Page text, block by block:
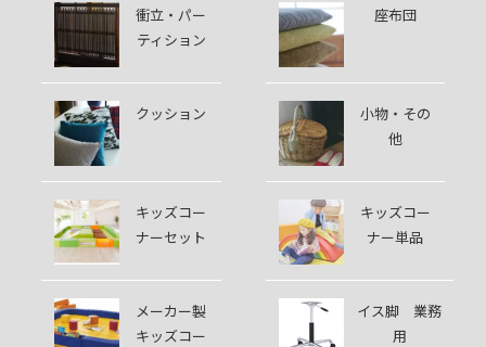
衝立・パー
ティション
座布団
クッション
小物・その
他
キッズコー
ナーセット
キッズコー
ナー単品
メーカー製
キッズコー
イス脚 業務
用